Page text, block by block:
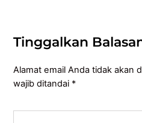
Tinggalkan
Alamat email Anda tidak akan
wajib ditandai *